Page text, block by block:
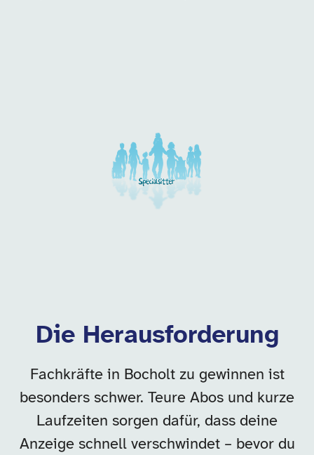
Unsere Arbeitgeber in
Die Herausforderung
Fachkräfte in Bocholt zu gewinnen ist
besonders schwer. Teure Abos und kurze
Laufzeiten sorgen dafür, dass deine
Anzeige schnell verschwindet – bevor du